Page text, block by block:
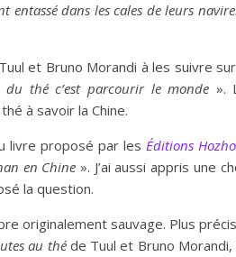
entassé dans les cales de leurs
et Bruno Morandi à les suivre
du thé c’est parcourir le monde ».
à savoir la Chine.
livre proposé par les Éditions
en Chine ». J’ai aussi appris une
la question.
originalement sauvage. Plus
au thé de Tuul et Bruno